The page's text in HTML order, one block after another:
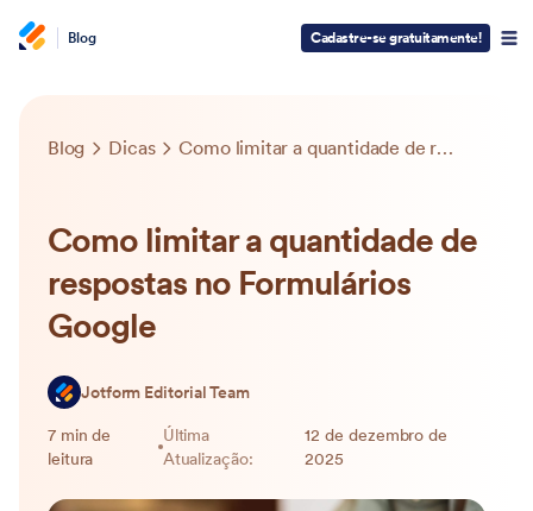
Blog Cadastre-se gratuitamente!
Blog Dicas Como limitar a quantidade de respostas no Formulários Google
Como limitar a quantidade de
respostas no Formulários
Google
Jotform Editorial Team
7 min de
leitura
Última
Atualização:
12 de dezembro de
2025